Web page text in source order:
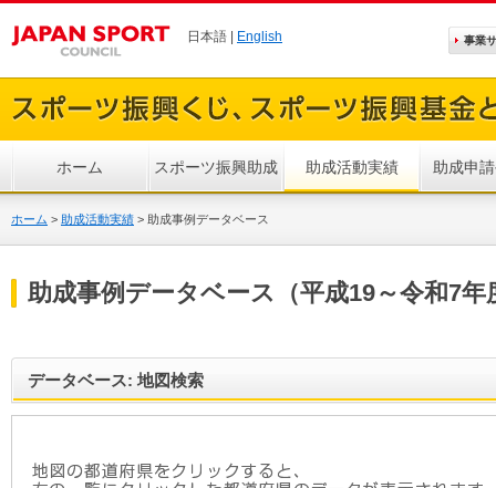
日本語 | English 事業
ホーム スポーツ振興助成 助成活動実績 助成申
ホーム > 助成活動実績 > 助成事例データベース
助成事例データベース（平成19～令和7年
データベース: 地図検索